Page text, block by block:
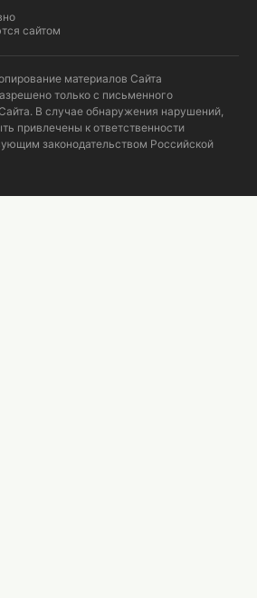
сайтом
материалов Сайта
только с письменного
В случае обнаружения нарушений,
привлечены к ответственности
законодательством Российской